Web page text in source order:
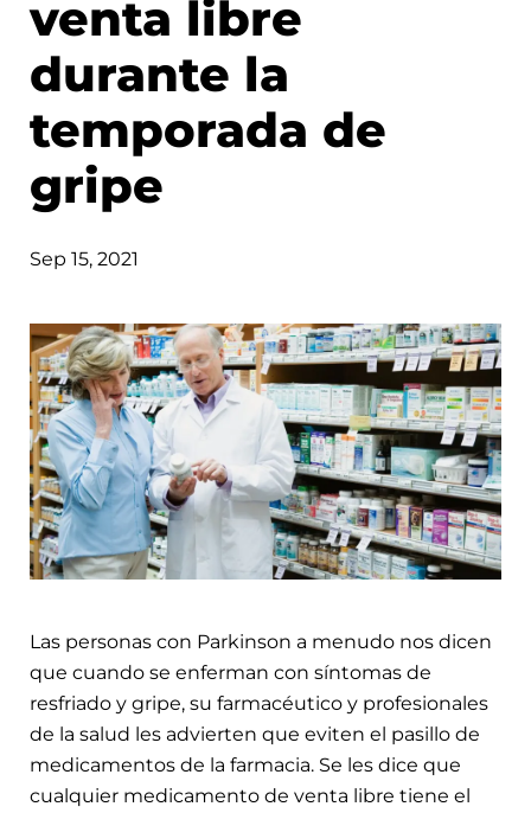
venta libre
durante la
temporada de
gripe
Sep 15, 2021
Las personas con Parkinson a menudo nos dicen
que cuando se enferman con síntomas de
resfriado y gripe, su farmacéutico y profesionales
de la salud les advierten que eviten el pasillo de
medicamentos de la farmacia. Se les dice que
cualquier medicamento de venta libre tiene el